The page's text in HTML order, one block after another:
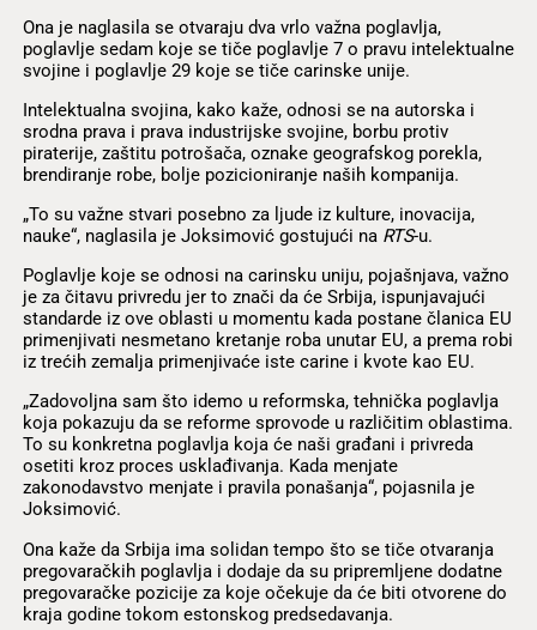
Ona je naglasila se otvaraju dva vrlo važna poglavlja,
poglavlje sedam koje se tiče poglavlje 7 o pravu intelektualne
svojine i poglavlje 29 koje se tiče carinske unije.
Intelektualna svojina, kako kaže, odnosi se na autorska i
srodna prava i prava industrijske svojine, borbu protiv
piraterije, zaštitu potrošača, oznake geografskog porekla,
brendiranje robe, bolje pozicioniranje naših kompanija.
„To su važne stvari posebno za ljude iz kulture, inovacija,
nauke“, naglasila je Joksimović gostujući na RTS-u.
Poglavlje koje se odnosi na carinsku uniju, pojašnjava, važno
je za čitavu privredu jer to znači da će Srbija, ispunjavajući
standarde iz ove oblasti u momentu kada postane članica EU
primenjivati nesmetano kretanje roba unutar EU, a prema robi
iz trećih zemalja primenjivaće iste carine i kvote kao EU.
„Zadovoljna sam što idemo u reformska, tehnička poglavlja
koja pokazuju da se reforme sprovode u različitim oblastima.
To su konkretna poglavlja koja će naši građani i privreda
osetiti kroz proces usklađivanja. Kada menjate
zakonodavstvo menjate i pravila ponašanja“, pojasnila je
Joksimović.
Ona kaže da Srbija ima solidan tempo što se tiče otvaranja
pregovaračkih poglavlja i dodaje da su pripremljene dodatne
pregovaračke pozicije za koje očekuje da će biti otvorene do
kraja godine tokom estonskog predsedavanja.